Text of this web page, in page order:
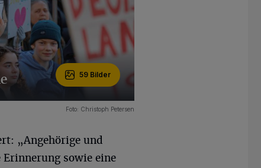
59 Bilder
Foto: Christoph Petersen
„Angehörige und
Erinnerung sowie eine